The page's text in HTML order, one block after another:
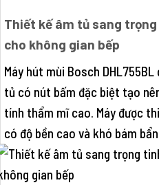
Thiết kế âm tủ sang
cho không gian bếp
Máy hút mùi Bosch
tủ có nút bấm đặc biệt tạo
tính thẩm mĩ cao. Máy được
có độ bền cao và khó bám